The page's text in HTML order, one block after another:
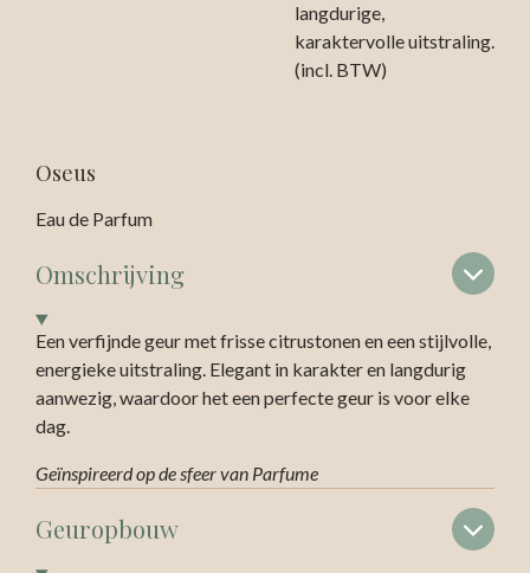
langdurige,
karaktervolle uitstraling.
(incl. BTW)
Oseus
Eau de Parfum
Omschrijving
Een verfijnde geur met frisse citrustonen en een stijlvolle,
energieke uitstraling. Elegant in karakter en langdurig
aanwezig, waardoor het een perfecte geur is voor elke
dag.
Geïnspireerd op de sfeer van Parfume
Geuropbouw